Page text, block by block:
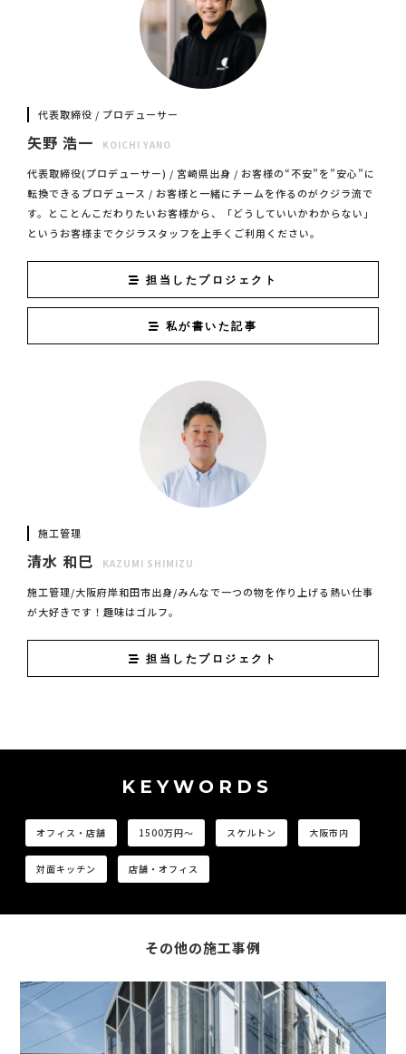
代表取締役 / プロデューサー
矢野 浩一 KOICHI YANO
代表取締役(プロデューサー) / 宮崎県出身 / お客様の“不安”を”安心”に
転換できるプロデュース / お客様と一緒にチームを作るのがクジラ流で
す。とことんこだわりたいお客様から、「どうしていいかわからない」
というお客様までクジラスタッフを上手くご利用ください。
担当したプロジェクト
私が書いた記事
施工管理
清水 和巳 KAZUMI SHIMIZU
施工管理/大阪府岸和田市出身/みんなで一つの物を作り上げる熱い仕事
が大好きです！趣味はゴルフ。
担当したプロジェクト
KEYWORDS
オフィス・店舗 1500万円〜 スケルトン 大阪市内
対面キッチン 店舗・オフィス
その他の施工事例